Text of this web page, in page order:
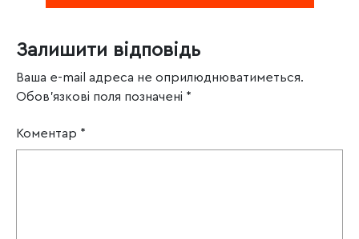
Залишити відповідь
Ваша e-mail адреса не оприлюднюватиметься.
Обов’язкові поля позначені *
Коментар *